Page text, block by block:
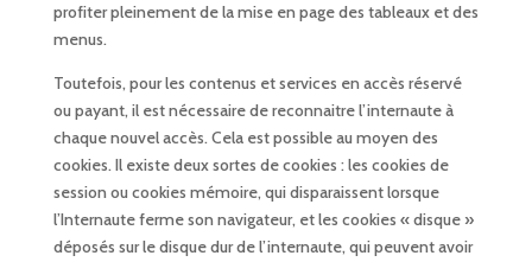
profiter pleinement de la mise en page des tableaux et des
menus.
Toutefois, pour les contenus et services en accès réservé
ou payant, il est nécessaire de reconnaitre l’internaute à
chaque nouvel accès. Cela est possible au moyen des
cookies. Il existe deux sortes de cookies : les cookies de
session ou cookies mémoire, qui disparaissent lorsque
l’Internaute ferme son navigateur, et les cookies « disque »
déposés sur le disque dur de l’internaute, qui peuvent avoir